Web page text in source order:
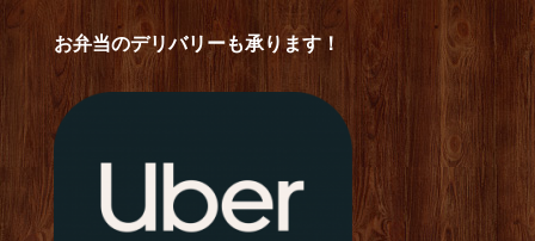
お弁当のデリバリーも承ります！